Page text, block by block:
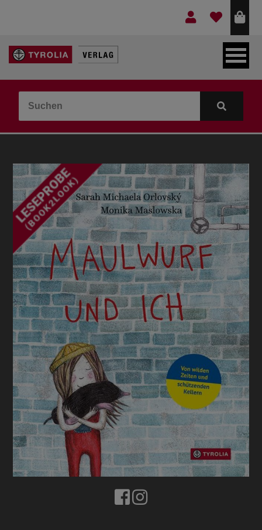
LEBEN & GLAUBE
KINDER- & JUGENDBUCH
VERLAG
IDEEN & BEGLEITMATERIAL